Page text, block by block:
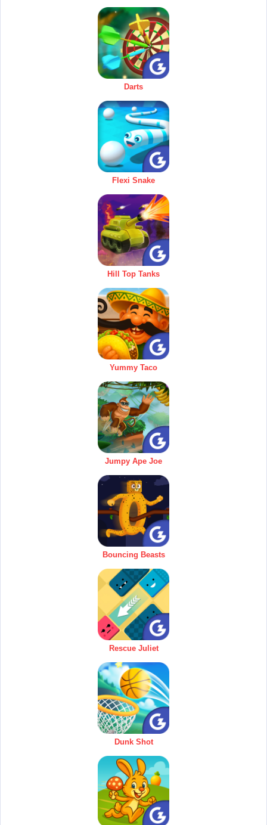
Darts
Flexi Snake
Hill Top Tanks
Yummy Taco
Jumpy Ape Joe
Bouncing Beasts
Rescue Juliet
Dunk Shot